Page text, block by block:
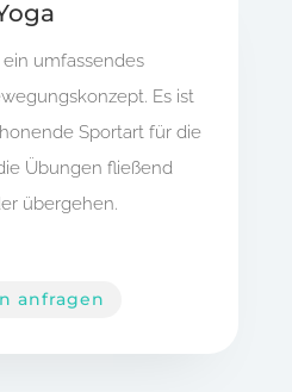
umfassendes
Es ist
Sportart für die
Übungen fließend
übergehen.
anfragen